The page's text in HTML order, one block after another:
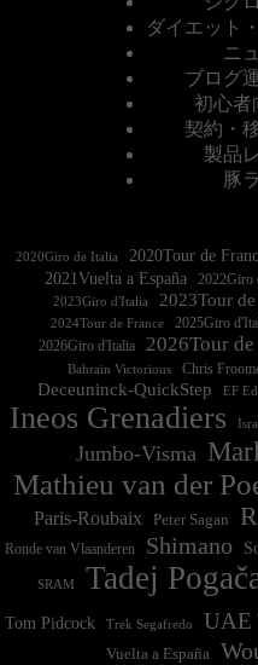
ダイエット
ニ
ブログ
初心者
契約・
製品
豚
2020Giro de Italia 2020Tour de
2021Vuelta a España
2023Giro d'Italia 2023Tour de
2024Tour de France
2025Giro
2026Giro d'Italia 2026Tour de
Bahrain Victorious Chris
Deceuninck-QuickStep EF
Ineos Grenadiers
Jumbo-Visma
Mathieu van der
Paris-Roubaix
Peter Sagan
Ronde van Vlaanderen Shimano
SRAM Tadej
Tom Pidcock Trek Segafredo UAE
Vuelta a España